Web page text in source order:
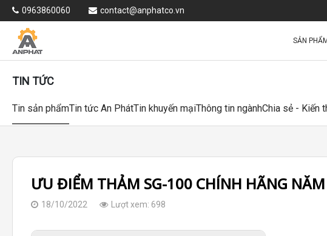
0963860060 contact@anphatco.vn
SẢN PHẨM
TIN TỨC
Tin sản phẩmTin tức An PhátTin khuyến mạiThông tin ngànhChia sẻ - Kiến
ƯU ĐIỂM THẢM SG-100 CHÍNH HÃNG
18/10/2022 Lượt xem: 698